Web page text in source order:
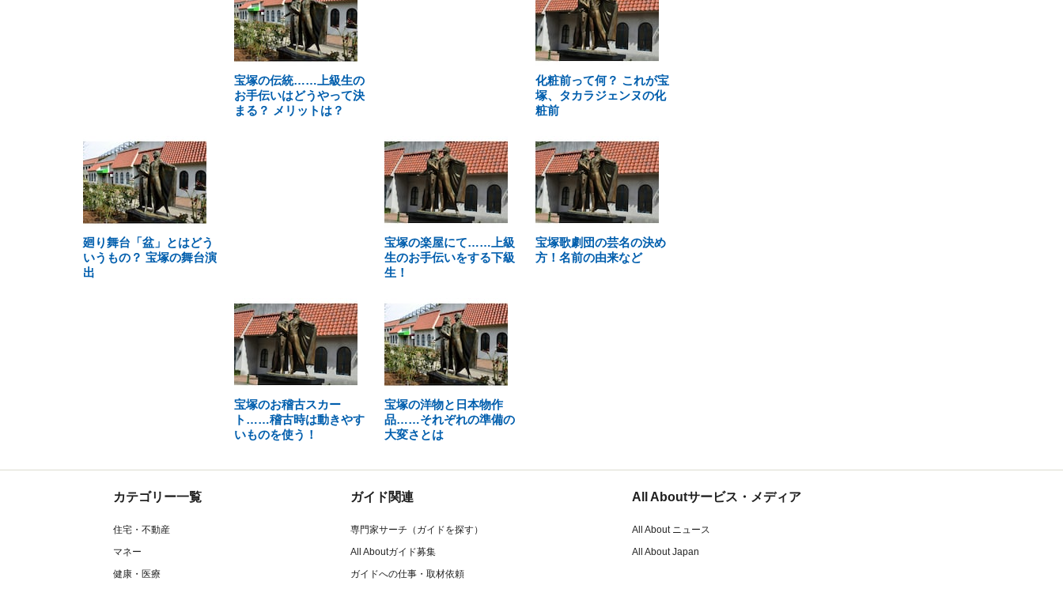
宝塚の伝統……上級生の
お手伝いはどうやって決
まる？ メリットは？
化粧前って何？ これが宝
塚、タカラジェンヌの化
粧前
廻り舞台「盆」とはどう
いうもの？ 宝塚の舞台演
出
宝塚の楽屋にて……上級
生のお手伝いをする下級
生！
宝塚歌劇団の芸名の決め
方！名前の由来など
宝塚のお稽古スカー
ト……稽古時は動きやす
いものを使う！
宝塚の洋物と日本物作
品……それぞれの準備の
大変さとは
カテゴリー一覧
住宅・不動産
マネー
健康・医療
ガイド関連
専門家サーチ（ガイドを探す）
All Aboutガイド募集
ガイドへの仕事・取材依頼
All Aboutサービス・メディア
All About ニュース
All About Japan